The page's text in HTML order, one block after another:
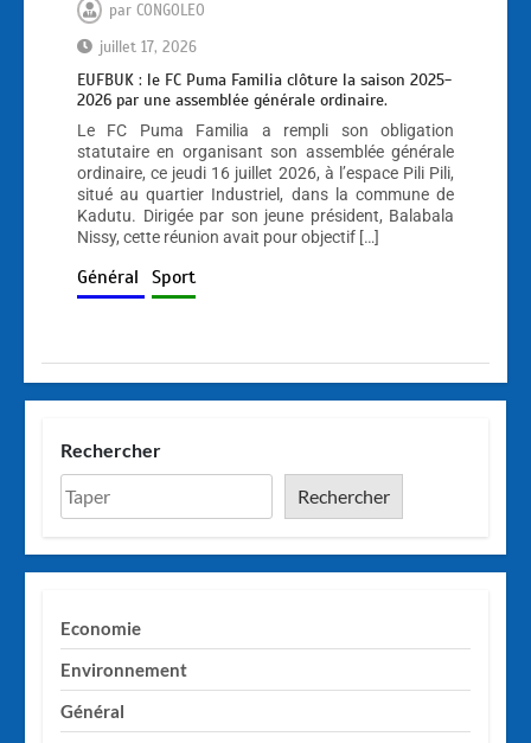
par CONGOLEO
juillet 17, 2026
EUFBUK : le FC Puma Familia clôture la saison 2025-
2026 par une assemblée générale ordinaire.
Le FC Puma Familia a rempli son obligation
statutaire en organisant son assemblée générale
ordinaire, ce jeudi 16 juillet 2026, à l’espace Pili Pili,
situé au quartier Industriel, dans la commune de
Kadutu. Dirigée par son jeune président, Balabala
Nissy, cette réunion avait pour objectif […]
Général Sport
Rechercher
Rechercher
Economie
Environnement
Général